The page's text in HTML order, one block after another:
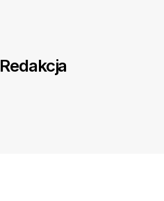
Redakcja